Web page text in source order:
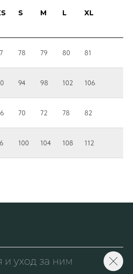
S M L XL
78 79 80 81
94 98 102 106
70 72 78 82
100 104 108 112
и уход за ним